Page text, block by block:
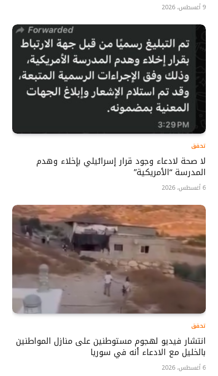
9 أغسطس، 2026
تحقق
لا صحة لادعاء وجود قرار إسرائيلي بإخلاء وهدم
المدرسة “الأمريكية”
6 أغسطس، 2026
تحقق
انتشار فيديو لهجوم مستوطنين على منازل المواطنين
بالخليل مع الادعاء أنه في سوريا
6 أغسطس، 2026